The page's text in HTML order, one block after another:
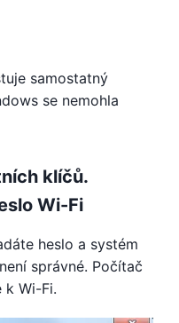
samostatný
se nemohla
klíčů.
Wi-Fi
heslo a systém
správné. Počítač
k Wi-Fi.